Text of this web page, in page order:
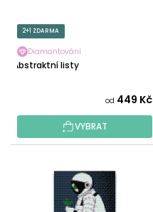
T
ŮU
K
T
2+1 ZDARMA
Diamantování
Abstraktní listy
od 449 Kč
VYBRAT